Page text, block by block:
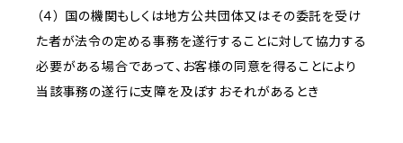
（４） 国の機関もしくは地方公共団体又はその委託を受け
た者が法令の定める事務を遂行することに対して協力する
必要がある場合であって、お客様の同意を得ることにより
当該事務の遂行に支障を及ぼすおそれがあるとき